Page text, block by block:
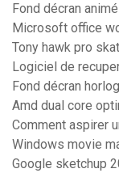
Fond décran
Microsoft office
Tony hawk pro
Logiciel de
Fond décran
Amd dual core
Comment aspirer
Windows movie
Google sketchup